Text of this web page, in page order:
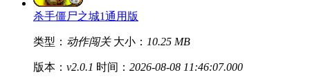
杀手僵尸之城1通用版
类型： 动作闯关 大小： 10.25 MB
版本： v2.0.1 时间： 2026-08-08 11:46:07.000